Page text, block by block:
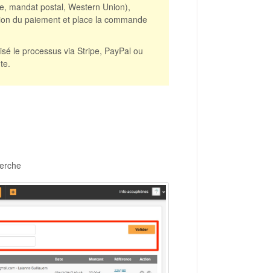
mandat postal, Western Union),
du paiement et place la commande
le processus via Stripe, PayPal ou